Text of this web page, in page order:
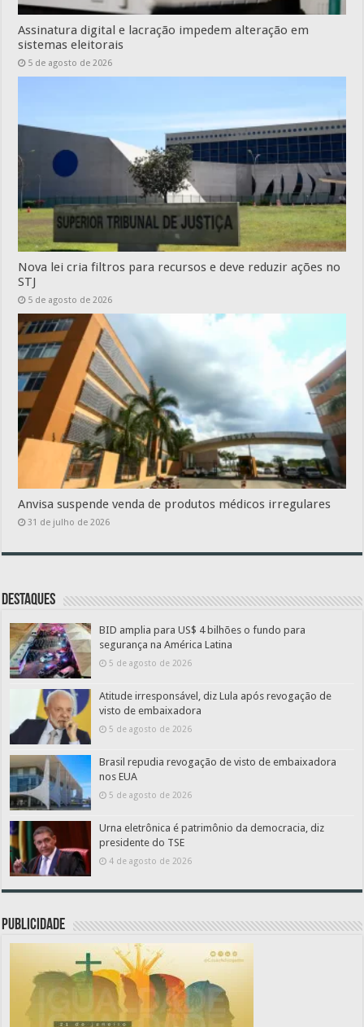
Assinatura digital e lacração impedem alteração em
sistemas eleitorais
5 de agosto de 2026
Nova lei cria filtros para recursos e deve reduzir ações no
STJ
5 de agosto de 2026
Anvisa suspende venda de produtos médicos irregulares
31 de julho de 2026
Destaques
BID amplia para US$ 4 bilhões o fundo para
segurança na América Latina
5 de agosto de 2026
Atitude irresponsável, diz Lula após revogação de
visto de embaixadora
5 de agosto de 2026
Brasil repudia revogação de visto de embaixadora
nos EUA
5 de agosto de 2026
Urna eletrônica é patrimônio da democracia, diz
presidente do TSE
4 de agosto de 2026
PUBLICIDADE